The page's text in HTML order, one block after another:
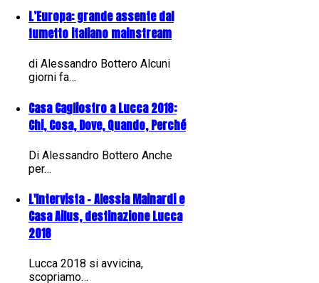
L’Europa: grande assente dal
fumetto italiano mainstream
di Alessandro Bottero Alcuni
giorni fa…
Casa Cagliostro a Lucca 2018:
Chi, Cosa, Dove, Quando, Perché
Di Alessandro Bottero Anche
per…
L'Intervista - Alessia Mainardi e
Casa Ailus, destinazione Lucca
2018
Lucca 2018 si avvicina,
scopriamo…